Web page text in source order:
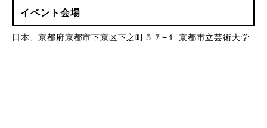
イベント会場
日本、京都府京都市下京区下之町５７−１ 京都市立芸術大学